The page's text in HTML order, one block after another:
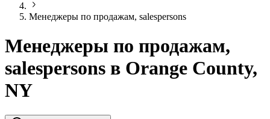
Менеджеры по продажам, salespersons
Менеджеры по продажам,
salespersons в Orange County,
NY